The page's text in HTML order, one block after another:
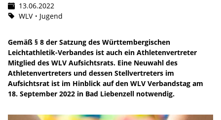
13.06.2022
WLV
Jugend
Gemäß § 8 der Satzung des Württembergischen
Leichtathletik-Verbandes ist auch ein Athletenvertreter
Mitglied des WLV Aufsichtsrats. Eine Neuwahl des
Athletenvertreters und dessen Stellvertreters im
Aufsichtsrat ist im Hinblick auf den WLV Verbandstag am
18. September 2022 in Bad Liebenzell notwendig.